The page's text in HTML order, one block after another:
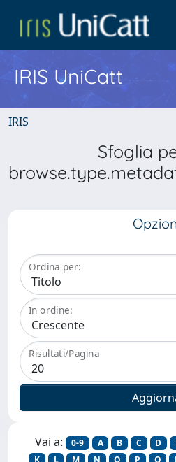
IRIS UniCatt
IRIS
Sfoglia
Ordina per:
In ordine:
Risultati/Pagina
Vai a: 0-9 A B C D